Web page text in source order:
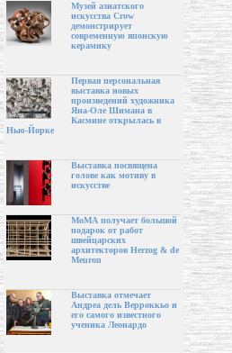
Музей азиатского
искусства Crow
демонстрирует
современную японскую
керамику
Первая персональная
выставка новых
произведений художника
Яна-Оле Шимана в
Касмине открылась в
Нью-Йорке
Выставка посвящена
голове как мотиву в
искусстве
МоМА получает большой
подарок от работ
швейцарских
архитекторов Herzog & de
Meuron
Выставка отмечает
Андреа дель Верроккьо и
его самого известного
ученика Леонардо